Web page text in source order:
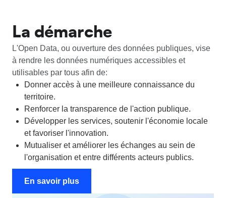
La démarche
L'Open Data, ou ouverture des données publiques, vise
à rendre les données numériques accessibles et
utilisables par tous afin de:
Donner accès à une meilleure connaissance du
territoire.
Renforcer la transparence de l'action publique.
Développer les services, soutenir l'économie locale
et favoriser l'innovation.
Mutualiser et améliorer les échanges au sein de
l'organisation et entre différents acteurs publics.
En savoir plus